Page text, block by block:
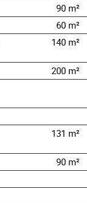
90 m²
60 m²
140 m²
200 m²
131 m²
90 m²